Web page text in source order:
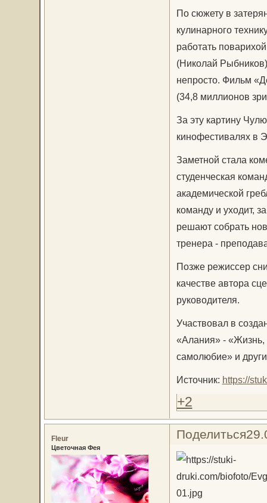
По сюжету в
кулинарного
работать
(Николай
непросто. Фильм
(34,8 миллионов
За эту картину
кинофестивалях в
Заметной стала
студенческая
академической
команду и уходит,
решают собрать
тренера -
Позже режиссер
качестве автора
руководителя.
Участвовал в
«Алания» - «Жизнь,
самолюбие» и
Источник: https://
+2
Поделиться
Fleur
Цветочная Фея